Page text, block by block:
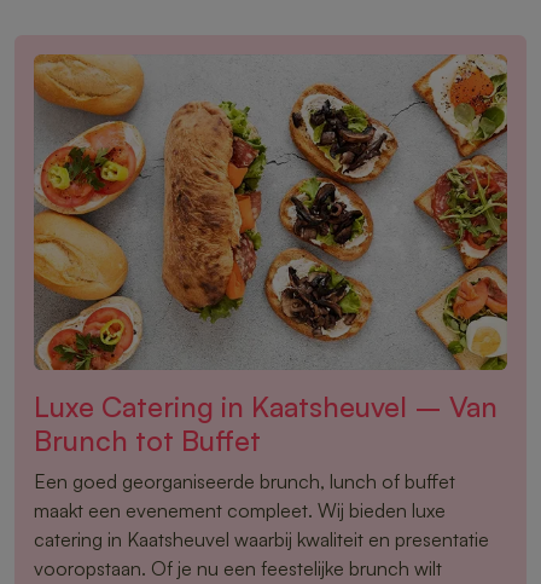
Luxe Catering in Kaatsheuvel – Van
Brunch tot Buffet
Een goed georganiseerde brunch, lunch of buffet
maakt een evenement compleet. Wij bieden luxe
catering in Kaatsheuvel waarbij kwaliteit en presentatie
vooropstaan. Of je nu een feestelijke brunch wilt